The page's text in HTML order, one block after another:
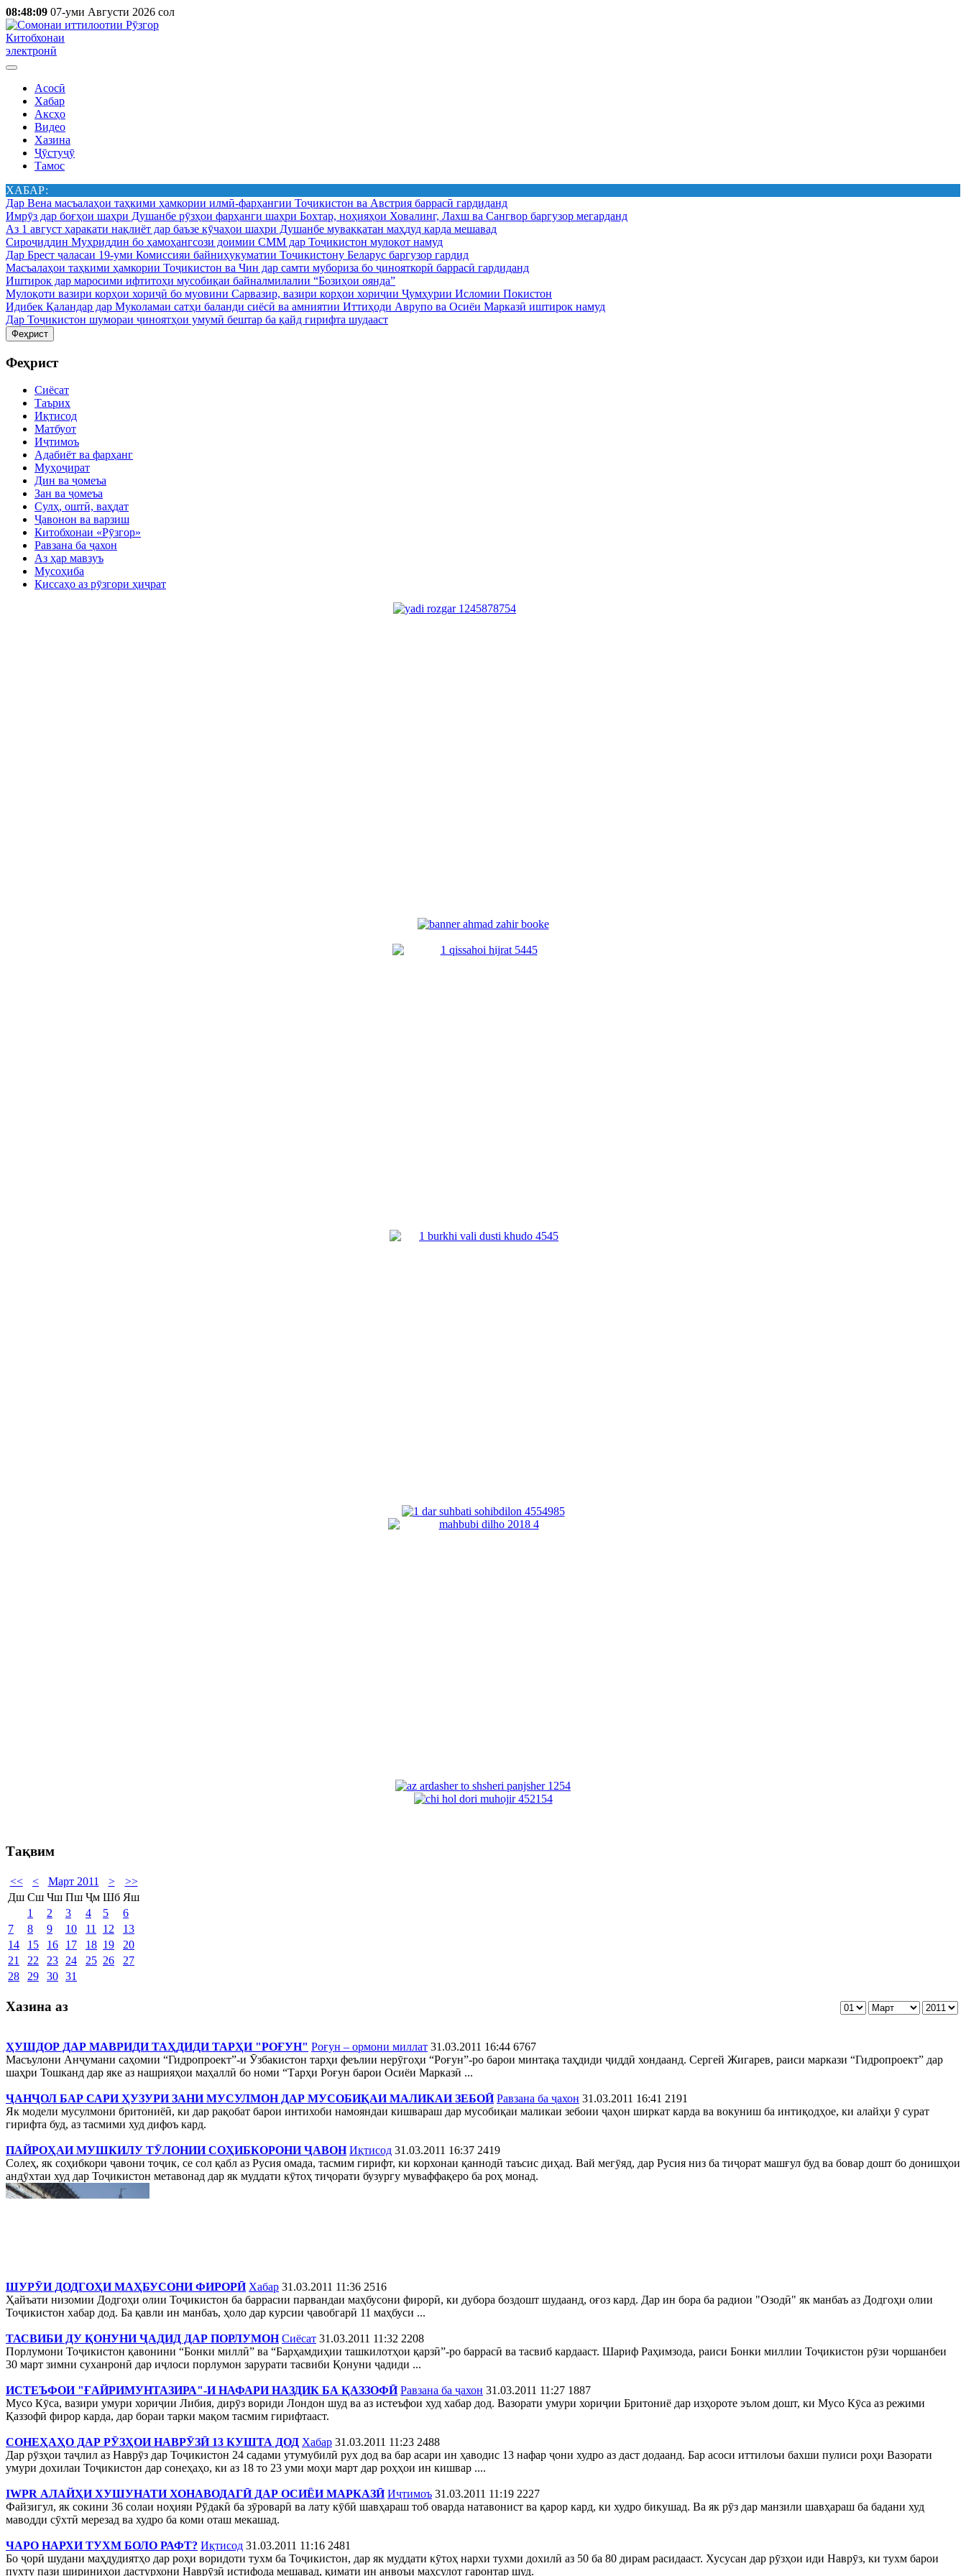
08:48:09 07-уми Августи 2026 сол
Китобхонаи
электронӣ
Асосӣ
Хабар
Аксҳо
Видео
Хазина
Ҷӯстуҷӯ
Тамос
ХАБАР:
Дар Вена масъалаҳои таҳкими ҳамкории илмӣ-фарҳангии Тоҷикистон ва Австрия баррасӣ гардиданд
Имрӯз дар боғҳои шаҳри Душанбе рӯзҳои фарҳанги шаҳри Бохтар, ноҳияҳои Ховалинг, Лахш ва Сангвор баргузор мегарданд
Аз 1 август ҳаракати нақлиёт дар баъзе кӯчаҳои шаҳри Душанбе муваққатан маҳдуд карда мешавад
Сироҷиддин Муҳриддин бо ҳамоҳангсози доимии СММ дар Тоҷикистон мулоқот намуд
Дар Брест ҷаласаи 19-уми Комиссияи байниҳукуматии Тоҷикистону Беларус баргузор гардид
Масъалаҳои таҳкими ҳамкории Тоҷикистон ва Чин дар самти мубориза бо ҷинояткорӣ баррасӣ гардиданд
Иштирок дар маросими ифтитоҳи мусобиқаи байналмилалии “Бозиҳои оянда”
Мулоқоти вазири корҳои хориҷӣ бо муовини Сарвазир, вазири корҳои хориҷии Ҷумҳурии Исломии Покистон
Идибек Қаландар дар Муколамаи сатҳи баланди сиёсӣ ва амниятии Иттиҳоди Аврупо ва Осиёи Марказӣ иштирок намуд
Дар Тоҷикистон шумораи ҷиноятҳои умумӣ бештар ба қайд гирифта шудааст
Феҳрист
Феҳрист
Сиёсат
Таърих
Иқтисод
Матбуот
Иҷтимоъ
Адабиёт ва фарҳанг
Муҳоҷират
Дин ва ҷомеъа
Зан ва ҷомеъа
Сулҳ, оштӣ, ваҳдат
Ҷавонон ва варзиш
Китобхонаи «Рӯзгор»
Равзана ба ҷахон
Аз ҳар мавзуъ
Мусоҳиба
Қиссаҳо аз рӯзгори ҳиҷрат
Тақвим
<< < Март 2011 >
>>
Дш Сш Чш Пш Ҷм Шб Яш
1
2 3 4 5
6
7
8 9 10 11 12
13
14
15 16 17 18 19
20
21
22 23 24 25 26
27
28
29 30 31
Хазина аз
ҲУШДОР ДАР МАВРИДИ ТАҲДИДИ ТАРҲИ "РОҒУН" Роғун – ормони миллат 31.03.2011 16:44 6767
Масъулони Анҷумани саҳомии “Гидропроект”-и Ӯзбакистон тарҳи феълии нерӯгоҳи “Роғун”-ро барои минтақа таҳдиди ҷиддӣ хондаанд. Сергей Жигарев, раиси маркази “Гидропроект” дар
шаҳри Тошканд дар яке аз нашрияҳои маҳаллӣ бо номи “Тарҳи Роғун барои Осиёи Марказӣ ...
ҶАНҶОЛ БАР САРИ ҲУЗУРИ ЗАНИ МУСУЛМОН ДАР МУСОБИҚАИ МАЛИКАИ ЗЕБОӢ Равзана ба ҷахон 31.03.2011 16:41 2191
Як модели мусулмони бритониёӣ, ки дар рақобат барои интихоби намояндаи кишвараш дар мусобиқаи маликаи зебоии ҷаҳон ширкат карда ва вокуниш ба интиқодҳое, ки алайҳи ӯ сурат
гирифта буд, аз тасмими худ дифоъ кард.
ПАЙРОҲАИ МУШКИЛУ ТӮЛОНИИ СОҲИБКОРОНИ ҶАВОН Иқтисод 31.03.2011 16:37 2419
Солеҳ, як соҳибкори ҷавони тоҷик, се сол қабл аз Русия омада, тасмим гирифт, ки корхонаи қаннодӣ таъсис диҳад. Вай мегӯяд, дар Русия низ ба тиҷорат машғул буд ва бовар дошт бо донишҳои
андӯхтаи худ дар Тоҷикистон метавонад дар як муддати кӯтоҳ тиҷорати бузургу муваффақеро ба роҳ монад.
ШУРӮИ ДОДГОҲИ МАҲБУСОНИ ФИРОРӢ Хабар 31.03.2011 11:36 2516
Ҳайъати низомии Додгоҳи олии Тоҷикистон ба баррасии парвандаи маҳбусони фирорӣ, ки дубора боздошт шудаанд, оғоз кард. Дар ин бора ба радиои "Озодӣ" як манбаъ аз Додгоҳи олии
Тоҷикистон хабар дод. Ба қавли ин манбаъ, ҳоло дар курсии ҷавобгарӣ 11 маҳбуси ...
ТАСВИБИ ДУ ҚОНУНИ ҶАДИД ДАР ПОРЛУМОН Сиёсат 31.03.2011 11:32 2208
Порлумони Тоҷикистон қавонини “Бонки миллӣ” ва “Барҳамдиҳии ташкилотҳои қарзӣ”-ро баррасӣ ва тасвиб кардааст. Шариф Раҳимзода, раиси Бонки миллии Тоҷикистон рӯзи чоршанбеи
30 март зимни суханронӣ дар иҷлоси порлумон зарурати тасвиби Қонуни ҷадиди ...
ИСТЕЪФОИ "ҒАЙРИМУНТАЗИРА"-И НАФАРИ НАЗДИК БА ҚАЗЗОФӢ Равзана ба ҷахон 31.03.2011 11:27 1887
Мусо Кӯса, вазири умури хориҷии Либия, дирӯз вориди Лондон шуд ва аз истеъфои худ хабар дод. Вазорати умури хориҷии Бритониё дар изҳороте эълом дошт, ки Мусо Кӯса аз режими
Қаззофӣ фирор карда, дар бораи тарки мақом тасмим гирифтааст.
СОНЕҲАҲО ДАР РӮЗҲОИ НАВРӮЗӢ 13 КУШТА ДОД Хабар 31.03.2011 11:23 2488
Дар рӯзҳои таҷлил аз Наврӯз дар Тоҷикистон 24 садами утумубилӣ рух дод ва бар асари ин ҳаводис 13 нафар ҷони худро аз даст додаанд. Бар асоси иттилоъи бахши пулиси роҳи Вазорати
умури дохилаи Тоҷикистон дар сонеҳаҳо, ки аз 18 то 23 уми моҳи март дар роҳҳои ин кишвар ....
IWPR АЛАЙҲИ ХУШУНАТИ ХОНАВОДАГӢ ДАР ОСИЁИ МАРКАЗӢ Иҷтимоъ 31.03.2011 11:19 2227
Файзигул, як сокини 36 солаи ноҳияи Рӯдакӣ ба зӯроварӣ ва лату кӯбӣ шавҳараш тоб оварда натавонист ва қарор кард, ки худро бикушад. Ва як рӯз дар манзили шавҳараш ба бадани худ
маводди сӯхтӣ мерезад ва худро ба коми оташ мекашад.
ЧАРО НАРХИ ТУХМ БОЛО РАФТ? Иқтисод 31.03.2011 11:16 2481
Бо ҷорӣ шудани маҳдудиятҳо дар роҳи воридоти тухм ба Тоҷикистон, дар як муддати кӯтоҳ нархи тухми дохилӣ аз 50 ба 80 дирам расидааст. Хусусан дар рӯзҳои иди Наврӯз, ки тухм барои
пухту пази шириниҳои дастурхони Наврӯзӣ истифода мешавад, қимати ин анвоъи маҳсулот гаронтар шуд.